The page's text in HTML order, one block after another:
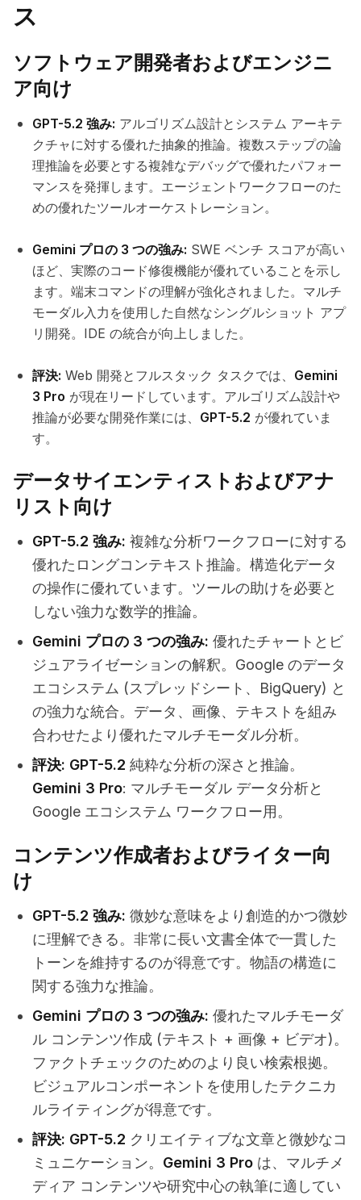
ス
ソフトウェア開発者およびエンジニ
ア向け
GPT-5.2 強み: アルゴリズム設計とシステム アーキテ
クチャに対する優れた抽象的推論。複数ステップの論
理推論を必要とする複雑なデバッグで優れたパフォー
マンスを発揮します。エージェントワークフローのた
めの優れたツールオーケストレーション。
Gemini プロの 3 つの強み: SWE ベンチ スコアが高い
ほど、実際のコード修復機能が優れていることを示し
ます。端末コマンドの理解が強化されました。マルチ
モーダル入力を使用した自然なシングルショット アプ
リ開発。IDE の統合が向上しました。
評決: Web 開発とフルスタック タスクでは、 Gemini
3 Pro が現在リードしています。アルゴリズム設計や
推論が必要な開発作業には、 GPT-5.2 が優れていま
す。
データサイエンティストおよびアナ
リスト向け
GPT-5.2 強み: 複雑な分析ワークフローに対する
優れたロングコンテキスト推論。構造化データ
の操作に優れています。ツールの助けを必要と
しない強力な数学的推論。
Gemini プロの 3 つの強み: 優れたチャートとビ
ジュアライゼーションの解釈。Google のデータ
エコシステム (スプレッドシート、BigQuery) と
の強力な統合。データ、画像、テキストを組み
合わせたより優れたマルチモーダル分析。
評決: GPT-5.2 純粋な分析の深さと推論。
Gemini 3 Pro: マルチモーダル データ分析と
Google エコシステム ワークフロー用。
コンテンツ作成者およびライター向
け
GPT-5.2 強み: 微妙な意味をより創造的かつ微妙
に理解できる。非常に長い文書全体で一貫した
トーンを維持するのが得意です。物語の構造に
関する強力な推論。
Gemini プロの 3 つの強み: 優れたマルチモーダ
ル コンテンツ作成 (テキスト + 画像 + ビデオ)。
ファクトチェックのためのより良い検索根拠。
ビジュアルコンポーネントを使用したテクニカ
ルライティングが得意です。
評決: GPT-5.2 クリエイティブな文章と微妙なコ
ミュニケーション。 Gemini 3 Pro は、マルチメ
ディア コンテンツや研究中心の執筆に適してい